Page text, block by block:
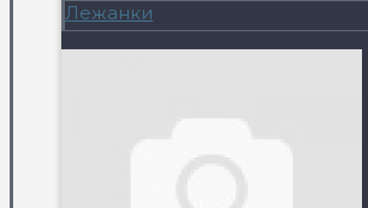
Лежанки